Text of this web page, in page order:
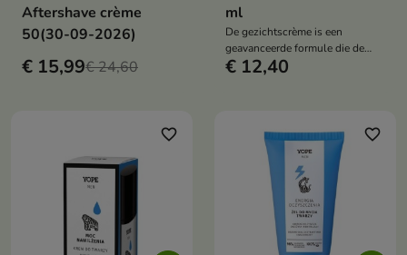
Aftershave crème
50(30-09-2026)
€ 15,99€ 24,60
ml
De gezichtscrème is een
geavanceerde formule die de
vermoeide huid intens voedt en
€ 12,40
favorite_border favorite_border